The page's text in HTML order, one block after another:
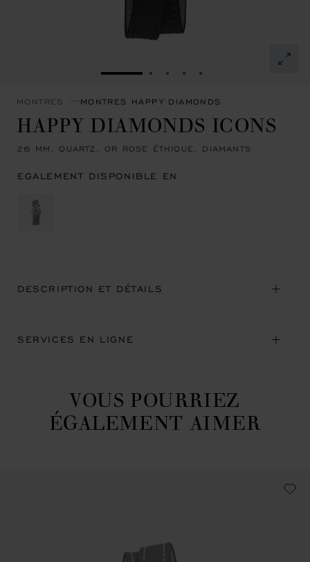
ALLER À LA DIAPOSITIVE 1
ALLER À LA DIAPOSITIVE 2
ALLER À LA
ALLER À LA
ALLER À LA
MONTRES MONTRES HAPPY DIAMONDS
HAPPY DIAMONDS ICONS
26 MM, QUARTZ, OR ROSE ÉTHIQUE, DIAMANTS
EGALEMENT DISPONIBLE EN
DESCRIPTION ET DÉTAILS
SERVICES EN LIGNE
VOUS POURRIEZ
ÉGALEMENT AIMER